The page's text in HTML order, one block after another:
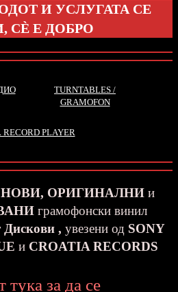
И УСЛУГАТА СЕ
СЀ Е ДОБРО
TURNTABLES /
GRAMOFON
PLAYER
НОВИ, ОРИГИНАЛНИ и
грамофонски винил
, увезени од SONY
и CROATIA RECORDS
за да се